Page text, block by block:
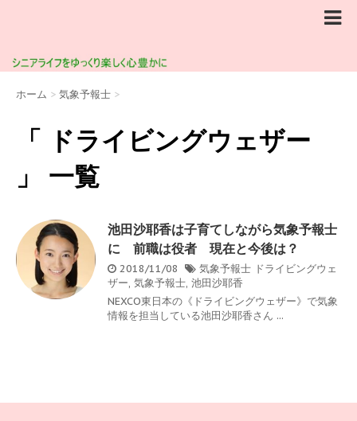
ホーム > 気象予報士 >
「 ドライビングウェザー
」 一覧
池田沙耶香は子育てしながら気象予報士
に 前職は役者 現在と今後は？
2018/11/08 気象予報士 ドライビングウェ
ザー, 気象予報士, 池田沙耶香
NEXCO東日本の《ドライビングウェザー》で気象
情報を担当している池田沙耶香さん ...